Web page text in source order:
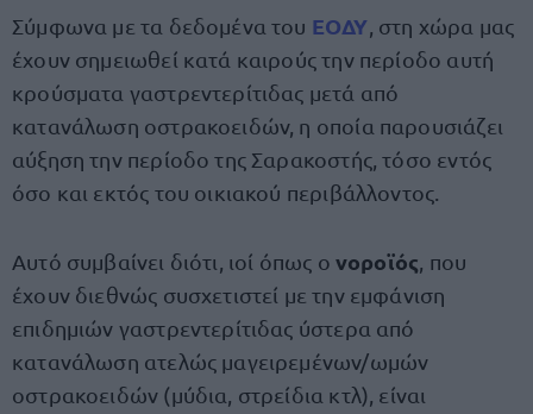
Σύμφωνα με τα δεδομένα του ΕΟΔΥ , στη χώρα μας
έχουν σημειωθεί κατά καιρούς την περίοδο αυτή
κρούσματα γαστρεντερίτιδας μετά από
κατανάλωση οστρακοειδών, η οποία παρουσιάζει
αύξηση την περίοδο της Σαρακοστής, τόσο εντός
όσο και εκτός του οικιακού περιβάλλοντος.
Αυτό συμβαίνει διότι, ιοί όπως ο νοροϊός , που
έχουν διεθνώς συσχετιστεί με την εμφάνιση
επιδημιών γαστρεντερίτιδας ύστερα από
κατανάλωση ατελώς μαγειρεμένων/ωμών
οστρακοειδών (μύδια, στρείδια κτλ), είναι